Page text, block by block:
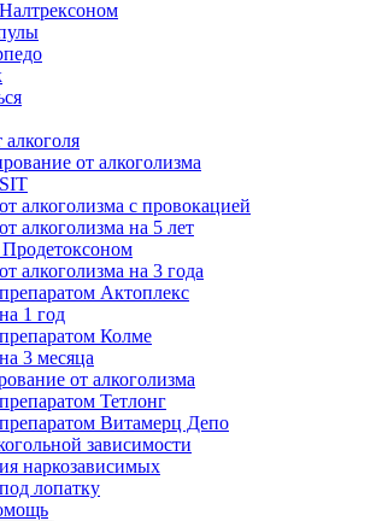
от алкоголизма
алкоголизма с провокацией
алкоголизма на 5 лет
алкоголизма на 3 года
Актоплекс
1 год
Колме
3 месяца
от алкоголизма
Тетлонг
Витамерц Депо
зависимости
наркозависимых
лопатку